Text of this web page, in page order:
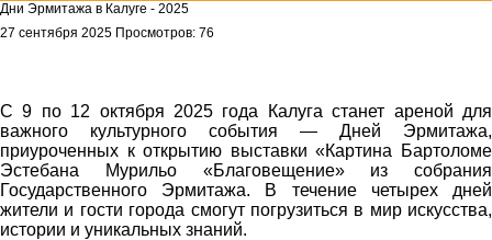
Дни Эрмитажа в Калуге - 2025
27 сентября 2025 Просмотров: 76
С 9 по 12 октября 2025 года Калуга станет ареной для
важного культурного события — Дней Эрмитажа,
приуроченных к открытию выставки «Картина Бартоломе
Эстебана Мурильо «Благовещение» из собрания
Государственного Эрмитажа. В течение четырех дней
жители и гости города смогут погрузиться в мир искусства,
истории и уникальных знаний.